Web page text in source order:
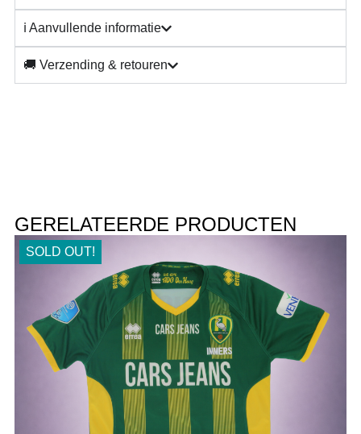
ℹ️ Aanvullende informatie
🚚 Verzending & retouren
GERELATEERDE PRODUCTEN
SOLD OUT!